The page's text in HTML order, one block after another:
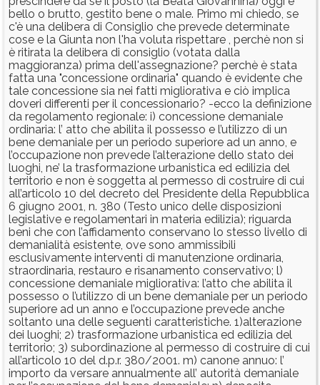
bello o brutto, gestito bene o male. Primo mi chiedo, se
c'è una delibera di Consiglio che prevede determinate
cose e la Giunta non l'ha voluta rispettare , perchè non si
è ritirata la delibera di consiglio (votata dalla
maggioranza) prima dell'assegnazione? perchè è stata
fatta una "concessione ordinaria" quando è evidente che
tale concessione sia nei fatti migliorativa e ciò implica
doveri differenti per il concessionario? -ecco la definizione
da regolamento regionale: i) concessione demaniale
ordinaria: l’ atto che abilita il possesso e l’utilizzo di un
bene demaniale per un periodo superiore ad un anno, e
l’occupazione non prevede l’alterazione dello stato dei
luoghi, ne’ la trasformazione urbanistica ed edilizia del
territorio e non è soggetta al permesso di costruire di cui
all’articolo 10 del decreto del Presidente della Repubblica
6 giugno 2001, n. 380 (Testo unico delle disposizioni
legislative e regolamentari in materia edilizia); riguarda
beni che con l’affidamento conservano lo stesso livello di
demanialità esistente, ove sono ammissibili
esclusivamente interventi di manutenzione ordinaria,
straordinaria, restauro e risanamento conservativo; l)
concessione demaniale migliorativa: l’atto che abilita il
possesso o l’utilizzo di un bene demaniale per un periodo
superiore ad un anno e l’occupazione prevede anche
soltanto una delle seguenti caratteristiche. 1)alterazione
dei luoghi; 2) trasformazione urbanistica ed edilizia del
territorio; 3) subordinazione al permesso di costruire di cui
all’articolo 10 del d.p.r. 380/2001. m) canone annuo: l’
importo da versare annualmente all’ autorità demaniale